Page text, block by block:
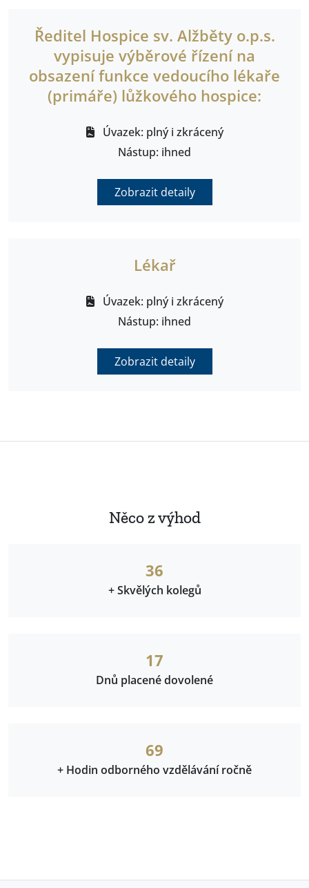
Ředitel Hospice sv. Alžběty o.p.s.
vypisuje výběrové řízení na
obsazení funkce vedoucího lékaře
(primáře) lůžkového hospice:
Úvazek: plný i zkrácený
Nástup: ihned
Zobrazit detaily
Lékař
Úvazek: plný i zkrácený
Nástup: ihned
Zobrazit detaily
Něco z výhod
40
+ Skvělých kolegů
19
Dnů placené dovolené
78
+ Hodin odborného vzdělávání ročně